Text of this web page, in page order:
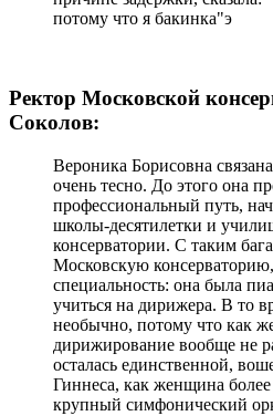
потому что я бакинка"э
Ректор Московской
Соколов:
Вероника Борисовна
очень тесно. До этого она
профессиональный путь,
школы-десятилетки и
консерватории. С таким
Московскую
специальность: она была
учиться на дирижера. В то
необычно, потому что как
дирижирование вообще не
осталась единственной,
Гиннеса, как женщина более
крупный симфонический